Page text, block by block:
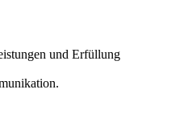
und Erfüllung